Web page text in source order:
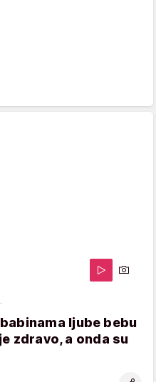
ljube bebu
zdravo, a onda su